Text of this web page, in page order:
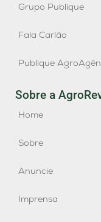
Grupo Publique
Fala Carlão
Publique
Sobre a
Home
Sobre
Anuncie
Imprensa